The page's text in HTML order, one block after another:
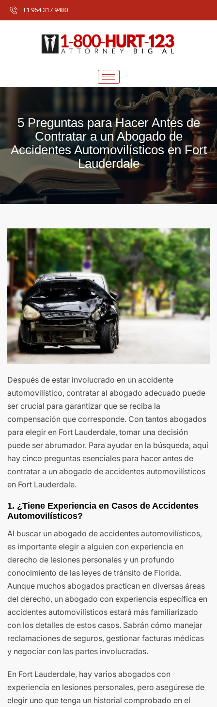
+1 954 317 9480
5 Preguntas para Hacer Antes de
Contratar a un Abogado de
Accidentes Automovilísticos en Fort
Lauderdale
Después de estar involucrado en un accidente
automovilístico, contratar al abogado adecuado puede
ser crucial para garantizar que se reciba la
compensación que corresponde. Con tantos abogados
para elegir en Fort Lauderdale, tomar una decisión
puede ser abrumador. Para ayudar en la búsqueda, aquí
hay cinco preguntas esenciales para hacer antes de
contratar a un abogado de accidentes automovilísticos
en Fort Lauderdale.
1. ¿Tiene Experiencia en Casos de Accidentes
Automovilísticos?
Al buscar un abogado de accidentes automovilísticos,
es importante elegir a alguien con experiencia en
derecho de lesiones personales y un profundo
conocimiento de las leyes de tránsito de Florida.
Aunque muchos abogados practican en diversas áreas
del derecho, un abogado con experiencia específica en
accidentes automovilísticos estará más familiarizado
con los detalles de estos casos. Sabrán cómo manejar
reclamaciones de seguros, gestionar facturas médicas
y negociar con las partes involucradas.
En Fort Lauderdale, hay varios abogados con
experiencia en lesiones personales, pero asegúrese de
elegir uno que tenga un historial comprobado en el